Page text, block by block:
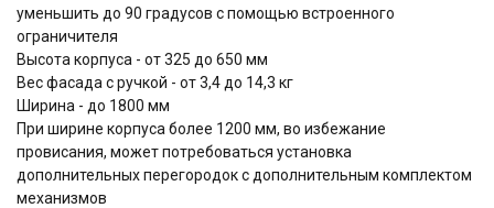
уменьшить до 90 градусов с помощью встроенного
ограничителя
Высота корпуса - от 325 до 650 мм
Вес фасада с ручкой - от 3,4 до 14,3 кг
Ширина - до 1800 мм
При ширине корпуса более 1200 мм, во избежание
провисания, может потребоваться установка
дополнительных перегородок с дополнительным комплектом
механизмов